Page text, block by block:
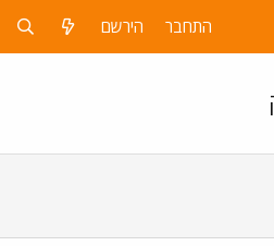
התחבר הירשם